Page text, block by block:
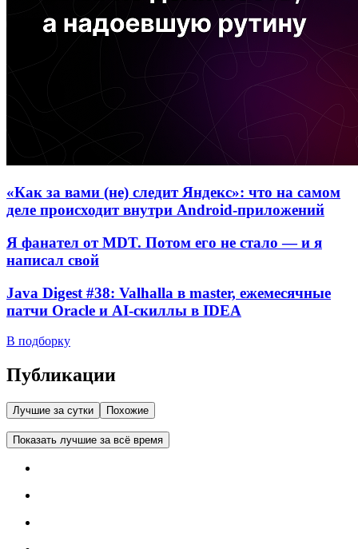
«Как за вами (не) следит Яндекс»: что на самом
деле происходит внутри Android-приложений
Я фанател от MDT. Потом его не стало — и я
написал свой
Java Digest #38: Valhalla в master, ежемесячные
патчи Oracle и AI-скиллы в IDEA
В подборку
Публикации
Лучшие за сутки Похожие
Показать лучшие за всё время